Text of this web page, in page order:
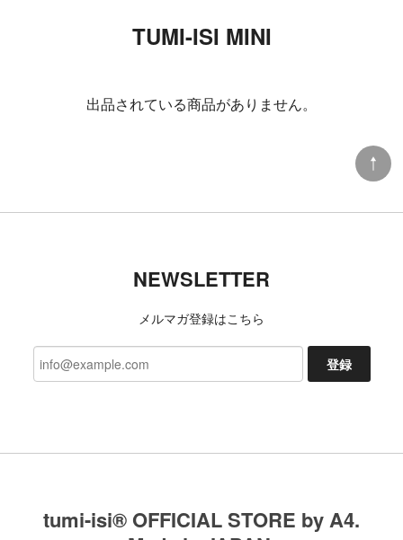
TUMI-ISI MINI
出品されている商品がありません。
NEWSLETTER
メルマガ登録はこちら
登録
tumi-isi®︎ OFFICIAL STORE by A4.